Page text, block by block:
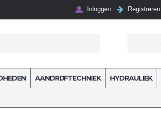
Inloggen Registreren
AANDRIJFTECHNIEK HYDRAULIEK